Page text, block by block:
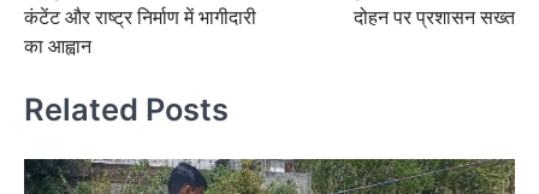
कंटेंट और राष्ट्र निर्माण में भागीदारी
का आह्वान
दोहन पर प्रशासन सख्त
Related Posts